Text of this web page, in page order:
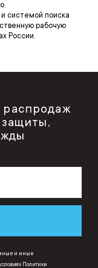
системой поиска
рабочую
России.
распродаж
и иные
Политики